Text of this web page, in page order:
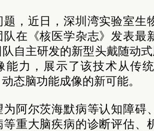
题，近日，深圳湾实验室生
队在《核医学杂志》发表最
自主研发的新型头戴随动
能力，展示了该技术从传
态脑功能成像的新可能。
为阿尔茨海默病等认知障碍
等重大脑疾病的诊断评估、